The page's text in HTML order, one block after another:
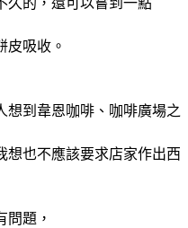
皮吸收。
想到韋恩咖啡、咖啡廣場之
想也不應該要求店家作出西
問題，